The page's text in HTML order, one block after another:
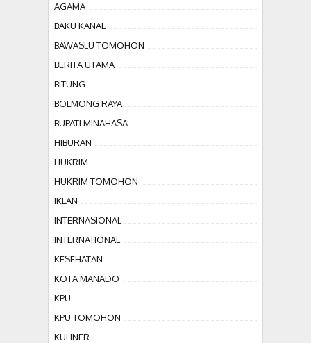
AGAMA
BAKU KANAL
BAWASLU TOMOHON
BERITA UTAMA
BITUNG
BOLMONG RAYA
BUPATI MINAHASA
HIBURAN
HUKRIM
HUKRIM TOMOHON
IKLAN
INTERNASIONAL
INTERNATIONAL
KESEHATAN
KOTA MANADO
KPU
KPU TOMOHON
KULINER